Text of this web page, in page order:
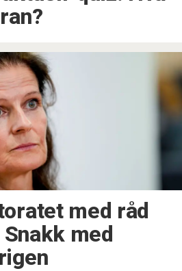
med råd
med